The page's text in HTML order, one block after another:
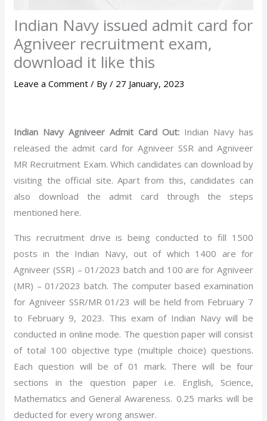
Indian Navy issued admit card for
Agniveer recruitment exam,
download it like this
Leave a Comment / By/ 27 January, 2023
Indian Navy Agniveer Admit Card Out:Indian Navy has
released the admit card for Agniveer SSR and Agniveer
MR Recruitment Exam. Which candidates can download by
visiting the official site. Apart from this, candidates can
also download the admit card through the steps
mentioned here.
This recruitment drive is being conducted to fill 1500
posts in the Indian Navy, out of which 1400 are for
Agniveer (SSR) – 01/2023 batch and 100 are for Agniveer
(MR) – 01/2023 batch. The computer based examination
for Agniveer SSR/MR 01/23 will be held from February 7
to February 9, 2023. This exam of Indian Navy will be
conducted in online mode. The question paper will consist
of total 100 objective type (multiple choice) questions.
Each question will be of 01 mark. There will be four
sections in the question paper i.e. English, Science,
Mathematics and General Awareness. 0.25 marks will be
deducted for every wrong answer.